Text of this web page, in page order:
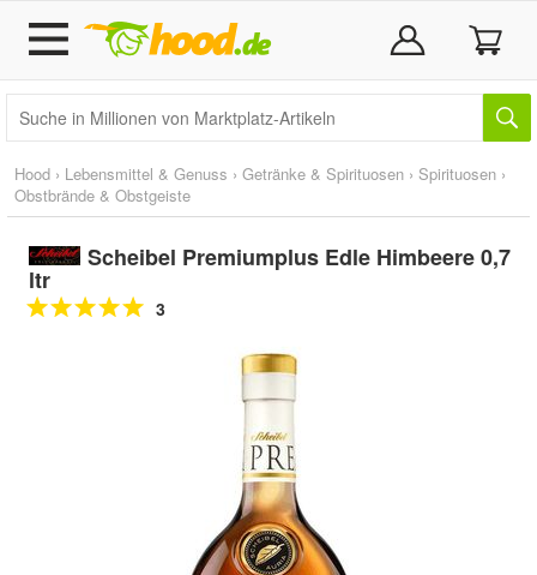
Hood › Lebensmittel & Genuss › Getränke & Spirituosen › Spirituosen ›
Obstbrände & Obstgeiste
Scheibel Premiumplus Edle Himbeere 0,7
ltr
3